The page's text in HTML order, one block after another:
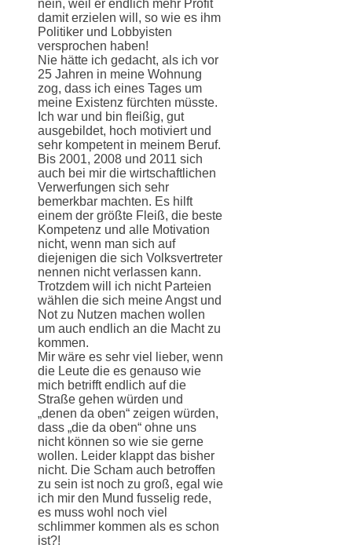
nein, weil er endlich mehr Profit
damit erzielen will, so wie es ihm
Politiker und Lobbyisten
versprochen haben!
Nie hätte ich gedacht, als ich vor
25 Jahren in meine Wohnung
zog, dass ich eines Tages um
meine Existenz fürchten müsste.
Ich war und bin fleißig, gut
ausgebildet, hoch motiviert und
sehr kompetent in meinem Beruf.
Bis 2001, 2008 und 2011 sich
auch bei mir die wirtschaftlichen
Verwerfungen sich sehr
bemerkbar machten. Es hilft
einem der größte Fleiß, die beste
Kompetenz und alle Motivation
nicht, wenn man sich auf
diejenigen die sich Volksvertreter
nennen nicht verlassen kann.
Trotzdem will ich nicht Parteien
wählen die sich meine Angst und
Not zu Nutzen machen wollen
um auch endlich an die Macht zu
kommen.
Mir wäre es sehr viel lieber, wenn
die Leute die es genauso wie
mich betrifft endlich auf die
Straße gehen würden und
„denen da oben“ zeigen würden,
dass „die da oben“ ohne uns
nicht können so wie sie gerne
wollen. Leider klappt das bisher
nicht. Die Scham auch betroffen
zu sein ist noch zu groß, egal wie
ich mir den Mund fusselig rede,
es muss wohl noch viel
schlimmer kommen als es schon
ist?!